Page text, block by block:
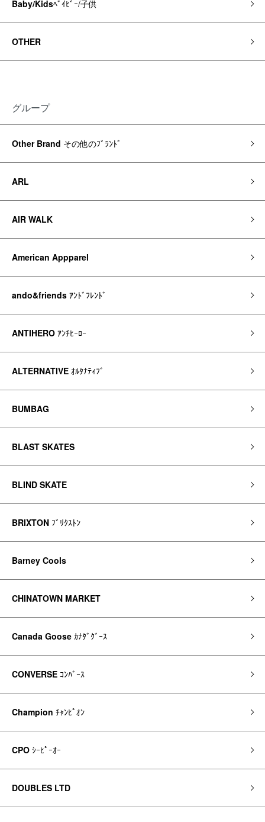
Baby/Kidsﾍﾞｲﾋﾞｰ/子供
OTHER
グループ
Other Brand その他のﾌﾞﾗﾝﾄﾞ
ARL
AIR WALK
American Appparel
ando&friends ｱﾝﾄﾞﾌﾚﾝﾄﾞ
ANTIHERO ｱﾝﾁﾋｰﾛｰ
ALTERNATIVE ｵﾙﾀﾅﾃｨﾌﾞ
BUMBAG
BLAST SKATES
BLIND SKATE
BRIXTON ﾌﾞﾘｸｽﾄﾝ
Barney Cools
CHINATOWN MARKET
Canada Goose ｶﾅﾀﾞｸﾞｰｽ
CONVERSE ｺﾝﾊﾞｰｽ
Champion ﾁｬﾝﾋﾟｵﾝ
CPO ｼｰﾋﾟｰｵｰ
DOUBLES LTD